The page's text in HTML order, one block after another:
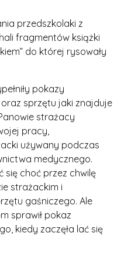
przedszkolaki z
fragmentów książki
do której rysowały
pokazy
sprzętu jaki znajduje
strażacy
pracy,
używany podczas
medycznego.
się choć przez chwilę
strażackim i
gaśniczego. Ale
sprawił pokaz
kiedy zaczęła lać się